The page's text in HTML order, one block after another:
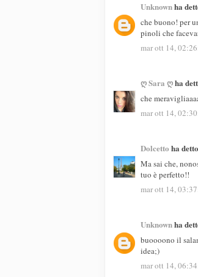
Unknownha
che buono! per
pinoli che
mar ott 14,
ღ Sara ღha
che
mar ott 14,
Dolcetto ha
Ma sai che,
tuo è perfetto!!
mar ott 14,
Unknownha
buoooono il
idea;)
mar ott 14,